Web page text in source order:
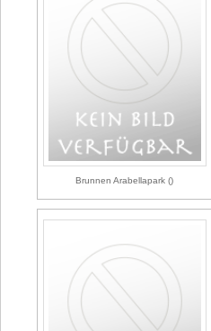
Brunnen Arabellapark ()